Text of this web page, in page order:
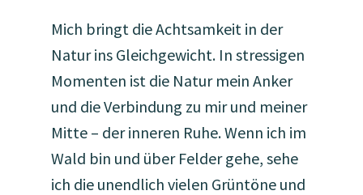
Mich bringt die Achtsamkeit in der
Natur ins Gleichgewicht. In stressigen
Momenten ist die Natur mein Anker
und die Verbindung zu mir und meiner
Mitte – der inneren Ruhe. Wenn ich im
Wald bin und über Felder gehe, sehe
ich die unendlich vielen Grüntöne und